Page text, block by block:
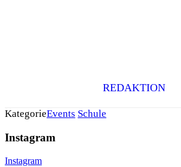
REDAKTION
KategorieEvents Schule
Instagram
Instagram